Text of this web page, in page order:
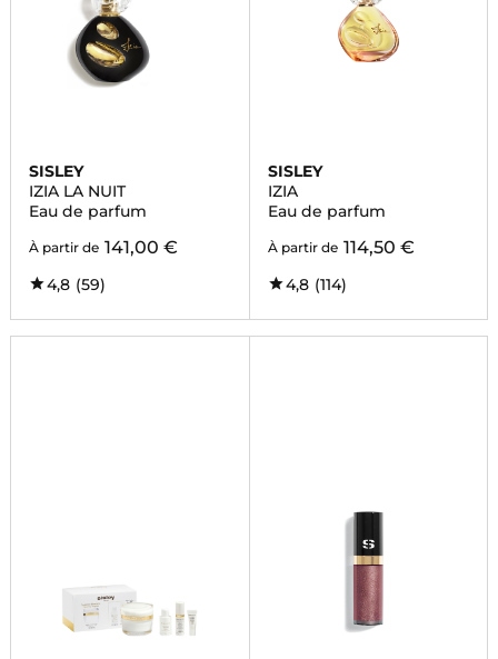
SISLEY
IZIA LA NUIT
Eau de parfum
À partir de 141,00 €
4,8 (59)
SISLEY
IZIA
Eau de parfum
À partir de 114,50 €
4,8 (114)